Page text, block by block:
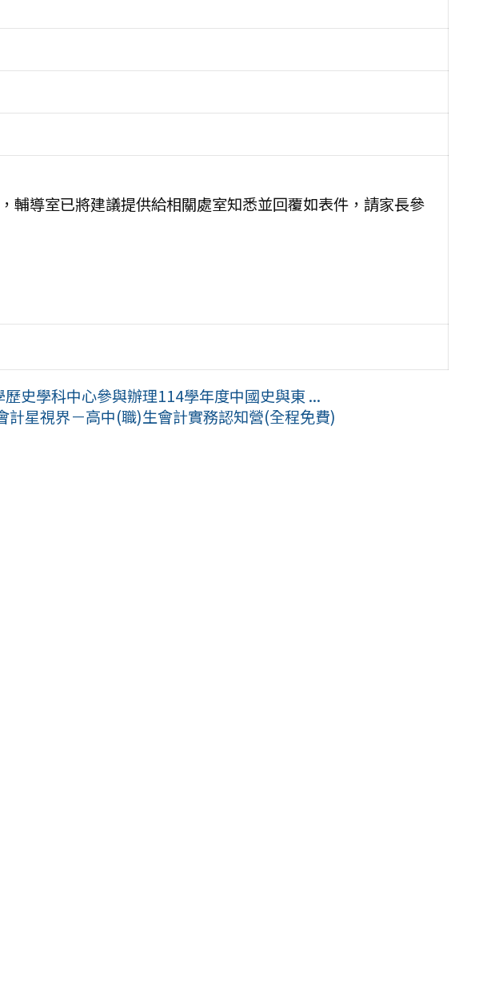
輔導室已將建議提供給相關處室知悉並回覆如表件，請家長參
史學科中心參與辦理114學年度中國史與東 ...
計星視界－高中(職)生會計實務認知營(全程免費)